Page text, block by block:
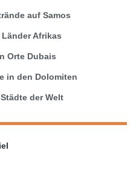
auf Samos
Afrikas
Orte Dubais
in den Dolomiten
der Welt